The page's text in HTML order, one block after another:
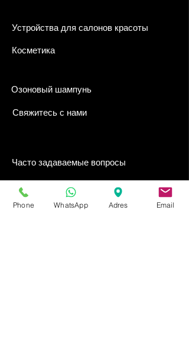
Устройства для салонов красоты
Косметика
Свяжитесь с нами
Озоновый шампунь
Часто задаваемые вопросы
Политика возврата
Phone WhatsApp Adres Email